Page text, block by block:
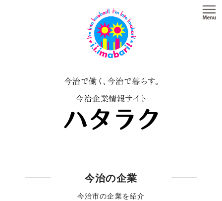
今治の企業
今治市の企業を紹介